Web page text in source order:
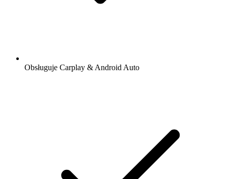
Obsługuje Carplay & Android Auto